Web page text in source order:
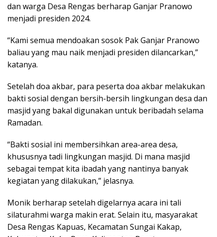
dan warga Desa Rengas berharap Ganjar Pranowo
menjadi presiden 2024.
“Kami semua mendoakan sosok Pak Ganjar Pranowo
baliau yang mau naik menjadi presiden dilancarkan,”
katanya.
Setelah doa akbar, para peserta doa akbar melakukan
bakti sosial dengan bersih-bersih lingkungan desa dan
masjid yang bakal digunakan untuk beribadah selama
Ramadan.
“Bakti sosial ini membersihkan area-area desa,
khususnya tadi lingkungan masjid. Di mana masjid
sebagai tempat kita ibadah yang nantinya banyak
kegiatan yang dilakukan,” jelasnya.
Monik berharap setelah digelarnya acara ini tali
silaturahmi warga makin erat. Selain itu, masyarakat
Desa Rengas Kapuas, Kecamatan Sungai Kakap,